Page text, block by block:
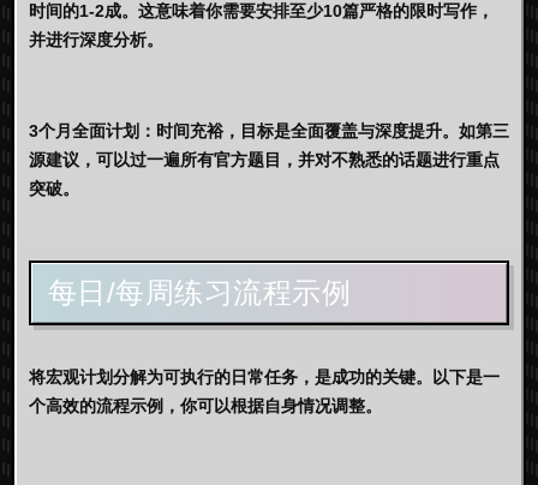
时间的1-2成。这意味着你需要安排至少10篇严格的限时写作，
并进行深度分析。
3个月全面计划： 时间充裕，目标是全面覆盖与深度提升。如第三
源建议，可以过一遍所有官方题目，并对不熟悉的话题进行重点
突破。
每日/每周练习流程示例
将宏观计划分解为可执行的日常任务，是成功的关键。以下是一
个高效的流程示例，你可以根据自身情况调整。